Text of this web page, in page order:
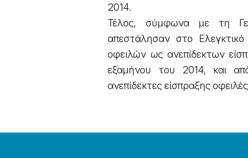
2014.
Τέλος, σύμφωνα με τη
απεστάλησαν στο
οφειλών ως ανεπίδεκτων
εξαμήνου του 2014, και
ανεπίδεκτες είσπραξης